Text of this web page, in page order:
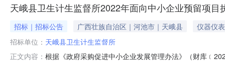
天峨县卫生计生监督所2022年面向中小企业预留项目
招标｜招标公告 广西壮族自治区｜河池市｜天峨县
仪器仪表
招标单位： 天峨县卫生计生监督所
正文内容： 根据《政府采购促进中小企业发展管理办法》（财库